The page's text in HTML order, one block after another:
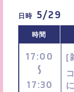
日時 5/29
時間
17:00
〜
17:30
[